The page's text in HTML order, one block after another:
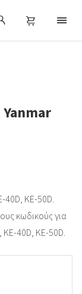
40D, KE-50D.
κωδικούς για
40D, KE-50D.